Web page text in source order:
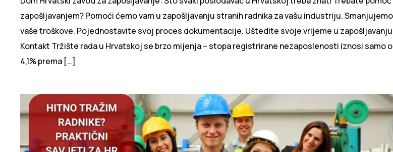
zapošljavanjem? Pomoći ćemo vam u zapošljavanju stranih radnika za vašu industriju. Smanjujemo
vaše troškove. Pojednostavite svoj proces dokumentacije. Uštedite svoje vrijeme u zapošljavanju.
Kontakt Tržište rada u Hrvatskoj se brzo mijenja – stopa registrirane nezaposlenosti iznosi samo
oko 4,1% prema […]